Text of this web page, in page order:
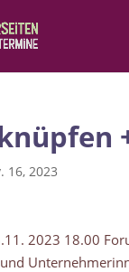
16, 2023
2023 18.00